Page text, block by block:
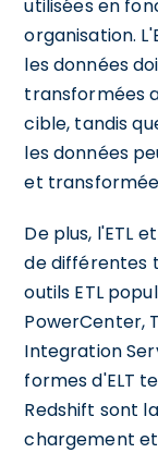
utilisées en
organisation.
les données
transformées
cible, tandis
les données
et
De plus, l'ETL
de différentes
outils ETL
PowerCenter,
Integration
formes d'ELT
Redshift sont
chargement